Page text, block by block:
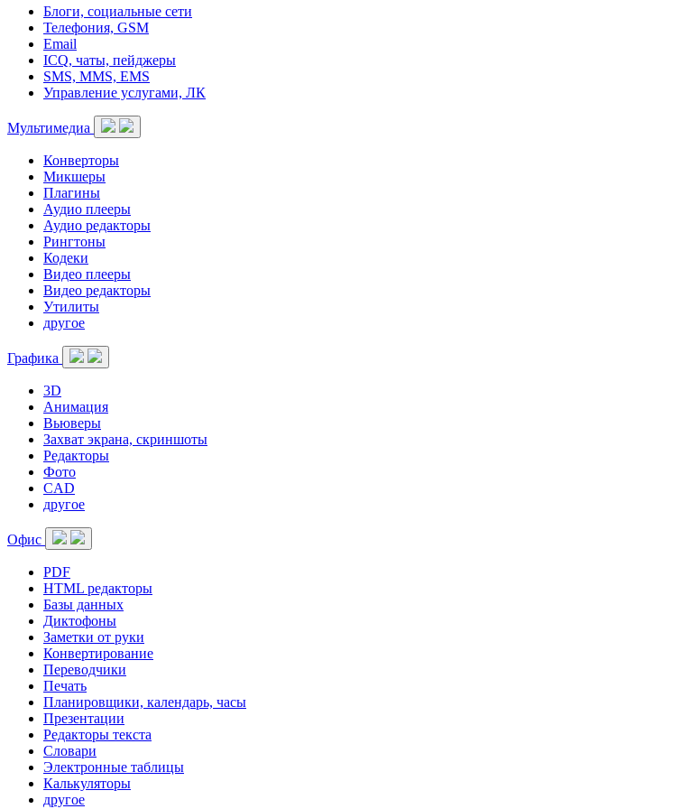
Блоги, социальные сети
Телефония, GSM
Email
ICQ, чаты, пейджеры
SMS, MMS, EMS
Управление услугами, ЛК
Мультимедиа
Конверторы
Микшеры
Плагины
Аудио плееры
Аудио редакторы
Рингтоны
Кодеки
Видео плееры
Видео редакторы
Утилиты
другое
Графика
3D
Анимация
Вьюверы
Захват экрана, скриншоты
Редакторы
Фото
CAD
другое
Офис
PDF
HTML редакторы
Базы данных
Диктофоны
Заметки от руки
Конвертирование
Переводчики
Печать
Планировщики, календарь, часы
Презентации
Редакторы текста
Словари
Электронные таблицы
Калькуляторы
другое